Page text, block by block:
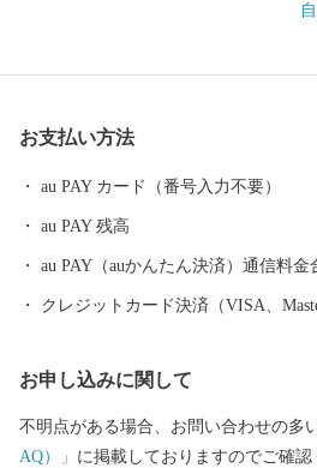
「熊野古道」 海を見下ろすような巨岩
余年もの伝統を誇り、約１万発の大迫
音と光を楽しもうと 全国から多くの人
お支払い方法
au PAY カード（番号入力不要）
au PAY 残高
au PAY（auかんたん決済）通信料金
クレジットカード決済（VISA、
お申し込みに関して
不明点がある場合、お問い合わせの多
AQ）」 に掲載しておりますのでご確認